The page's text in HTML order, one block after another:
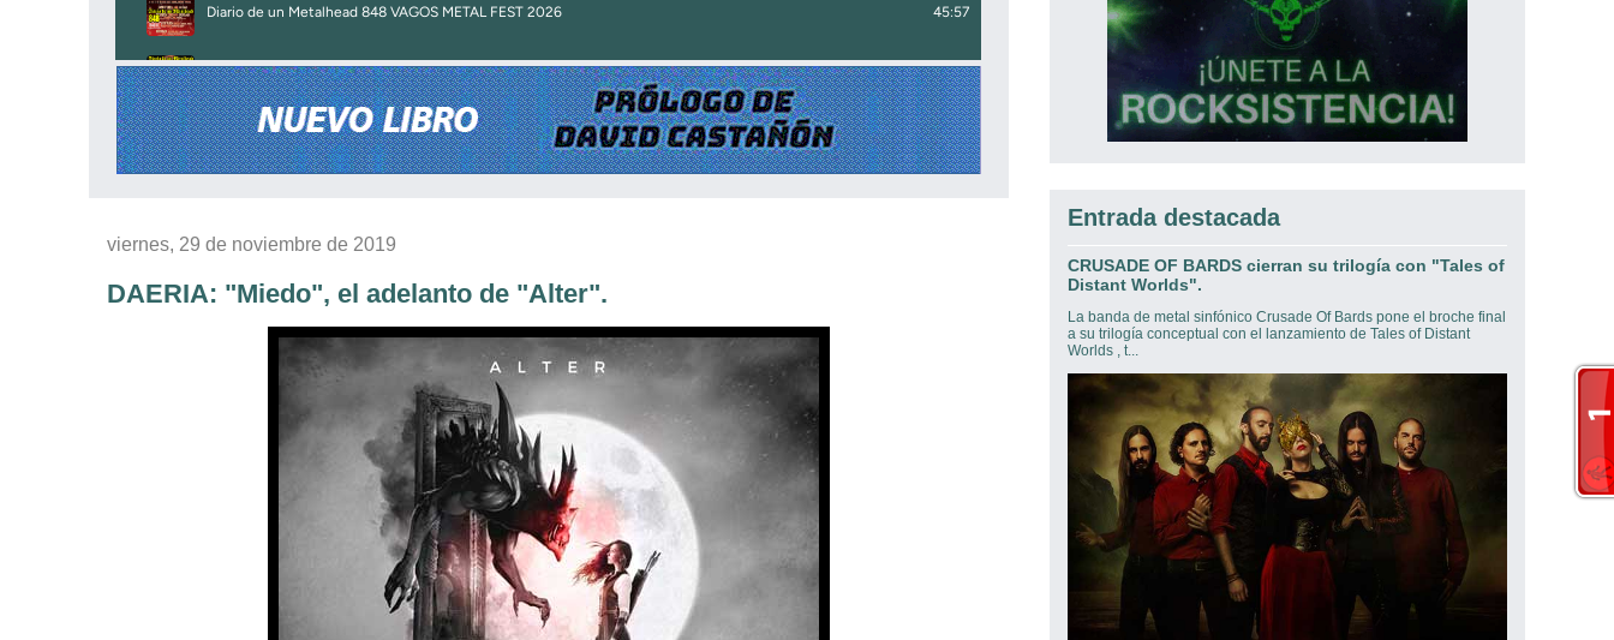
viernes, 29 de noviembre de 2019
DAERIA: "Miedo", el adelanto de "Alter".
Entrada destacada
CRUSADE OF BARDS cierran su trilogía con "Tales of
Distant Worlds".
La banda de metal sinfónico Crusade Of Bards pone el broche final
a su trilogía conceptual con el lanzamiento de Tales of Distant
Worlds , t...